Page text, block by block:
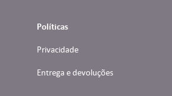
Políticas
Privacidade
Entrega e devoluções